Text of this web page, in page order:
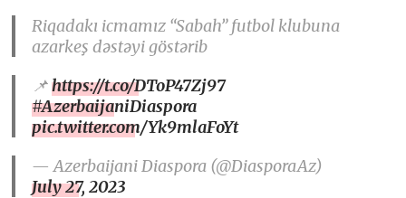
Riqadakı icmamız “Sabah” futbol klubuna
azarkeş dəstəyi göstərib
📌https://t.co/DToP47Zj97
#AzerbaijaniDiaspora
pic.twitter.com/Yk9mlaFoYt
— Azerbaijani Diaspora (@DiasporaAz)
July 27, 2023